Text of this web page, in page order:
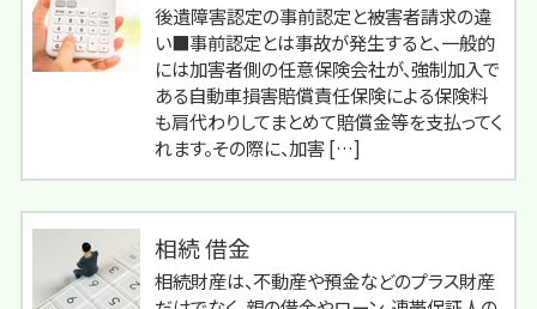
後遺障害認定の事前認定と被害者請求の違
い■事前認定とは事故が発生すると、一般的
には加害者側の任意保険会社が、強制加入で
ある自動車損害賠償責任保険による保険料
も肩代わりしてまとめて賠償金等を支払ってく
れます。その際に、加害 […]
相続 借金
相続財産は、不動産や預金などのプラス財産